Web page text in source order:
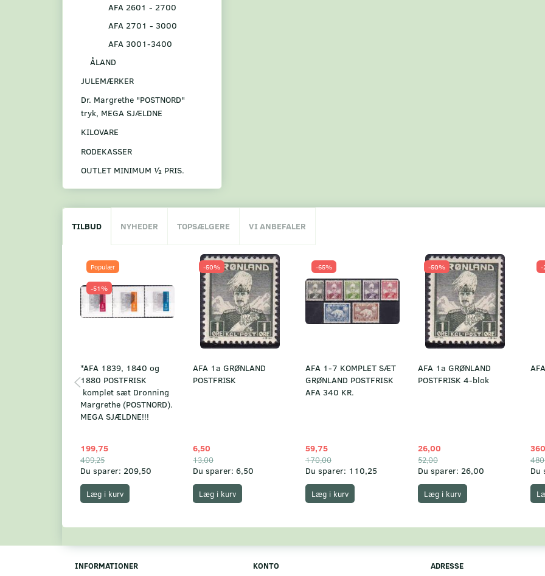
AFA 2601 - 2700
AFA 2701 - 3000
AFA 3001-3400
ÅLAND
JULEMÆRKER
Dr. Margrethe "POSTNORD"
tryk, MEGA SJÆLDNE
KILOVARE
RODEKASSER
OUTLET MINIMUM ½ PRIS.
TILBUD NYHEDER TOPSÆLGERE VI ANBEFALER
Populær
-51%
*AFA 1839, 1840 og
1880 POSTFRISK
komplet sæt Dronning
Margrethe (POSTNORD).
MEGA SJÆLDNE!!!
199,75
409,25
Du sparer: 209,50
Læg i kurv
-50%
AFA 1a GRØNLAND
POSTFRISK
6,50
13,00
Du sparer: 6,50
Læg i kurv
-65%
AFA 1-7 KOMPLET SÆT
GRØNLAND POSTFRISK
AFA 340 KR.
59,75
170,00
Du sparer: 110,25
Læg i kurv
-50%
AFA 1a GRØNLAND
POSTFRISK 4-blok
26,00
52,00
Du sparer: 26,00
Læg i kurv
-
Du
INFORMATIONER KONTO ADRESSE